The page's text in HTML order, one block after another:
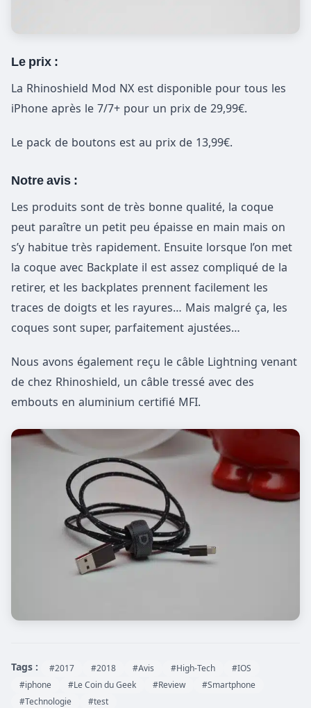
Le prix :
La Rhinoshield Mod NX est disponible pour tous les
iPhone après le 7/7+ pour un prix de 29,99€.
Le pack de boutons est au prix de 13,99€.
Notre avis :
Les produits sont de très bonne qualité, la coque
peut paraître un petit peu épaisse en main mais on
s’y habitue très rapidement. Ensuite lorsque l’on met
la coque avec Backplate il est assez compliqué de la
retirer, et les backplates prennent facilement les
traces de doigts et les rayures… Mais malgré ça, les
coques sont super, parfaitement ajustées…
Nous avons également reçu le câble Lightning venant
de chez Rhinoshield, un câble tressé avec des
embouts en aluminium certifié MFI.
Tags : #2017 #2018 #Avis #High-Tech
#IOS
#iphone
#Le Coin du Geek #Review
#Smartphone
#Technologie
#test